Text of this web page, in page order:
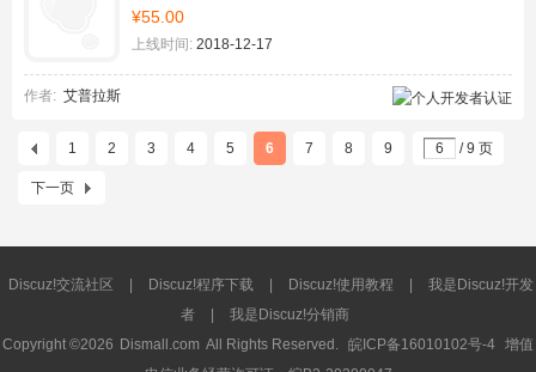
¥55.00
上线时间: 2018-12-17
作者: 艾普拉斯
1 2 3 4 5 6 7 8 9 / 9 页
下一页
Discuz!交流社区 Discuz!程序下载 Discuz!使用教程
我是Discuz!开发
者
我是Discuz!分销商
Copyright ©2026 Dismall.com All Rights Reserved. 皖ICP备16010102号-4 增值